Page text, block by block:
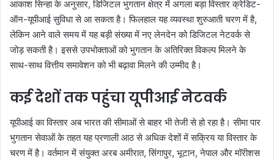
आकाश सिन्हा के अनुसार, डिजिटल भुगतान क्षेत्र में अगला बड़ा विस्तार क्रेडिट-
ऑन-यूपीआई सुविधा से आ सकता है। फिलहाल यह व्यवस्था शुरुआती चरण में है,
लेकिन आने वाले समय में यह बड़ी संख्या में नए लेनदेन को डिजिटल नेटवर्क से
जोड़ सकती है। इससे उपभोक्ताओं को भुगतान के अतिरिक्त विकल्प मिलने के
साथ-साथ वित्तीय समावेशन को भी बढ़ावा मिलने की उम्मीद है।
कई देशों तक पहुंचा यूपीआई नेटवर्क
यूपीआई का विस्तार अब भारत की सीमाओं से बाहर भी तेजी से हो रहा है। सीमा पार
भुगतान सेवाओं के तहत यह प्रणाली आठ से अधिक देशों में सक्रिय या विस्तार के
चरण में है। वर्तमान में संयुक्त अरब अमीरात, सिंगापुर, भूटान, नेपाल और मॉरीशस